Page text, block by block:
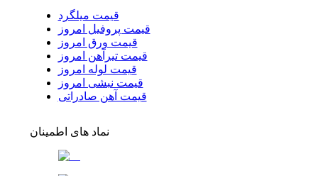
قیمت میلگرد
قیمت پروفیل امروز
قیمت ورق امروز
قیمت تیرآهن امروز
قیمت لوله امروز
قیمت نبشی امروز
قیمت آهن صادراتی
نماد های اطمینان